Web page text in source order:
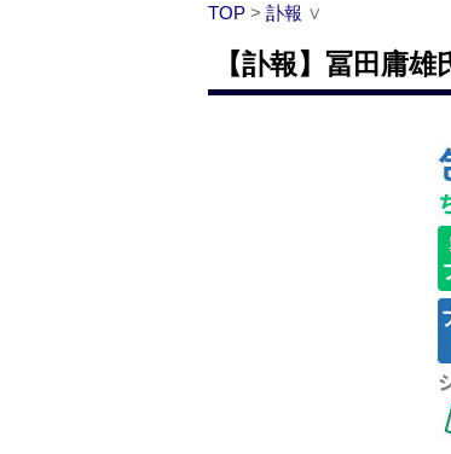
TOP > 訃報 ∨
【訃報】冨田庸